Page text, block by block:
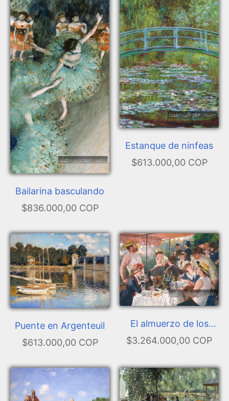
Bailarina basculando
$836.000,00 COP
Estanque de ninfeas
$613.000,00 COP
Puente en Argenteuil
$613.000,00 COP
El almuerzo de los
remeros
$3.264.000,00 COP